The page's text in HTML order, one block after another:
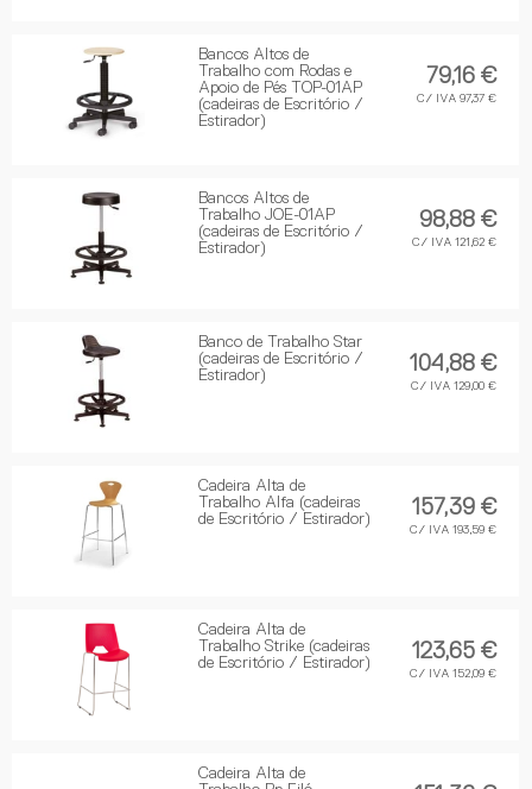
Bancos Altos de
Trabalho com Rodas e
Apoio de Pés TOP-01AP
(cadeiras de Escritório /
Estirador)
79,16 €
C/ IVA 97,37 €
Bancos Altos de
Trabalho JOE-01AP
(cadeiras de Escritório /
Estirador)
98,88 €
C/ IVA 121,62 €
Banco de Trabalho Star
(cadeiras de Escritório /
Estirador)
104,88 €
C/ IVA 129,00 €
Cadeira Alta de
Trabalho Alfa (cadeiras
de Escritório / Estirador)
157,39 €
C/ IVA 193,59 €
Cadeira Alta de
Trabalho Strike (cadeiras
de Escritório / Estirador)
123,65 €
C/ IVA 152,09 €
Cadeira Alta de